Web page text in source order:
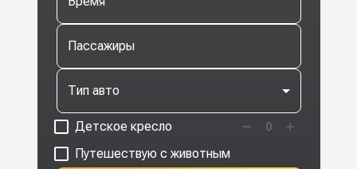
Пассажиры
Тип авто
Детское кресло 0
Путешествую с животным